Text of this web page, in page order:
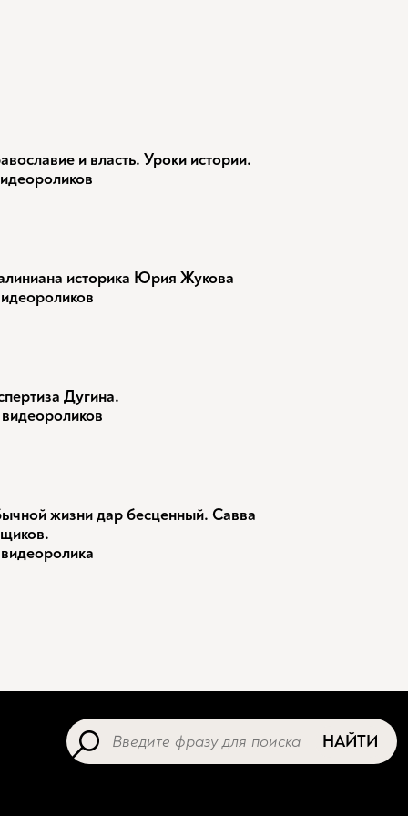
и власть. Уроки истории.
историка Юрия Жукова
Дугина.
жизни дар бесценный. Савва
НАЙТИ